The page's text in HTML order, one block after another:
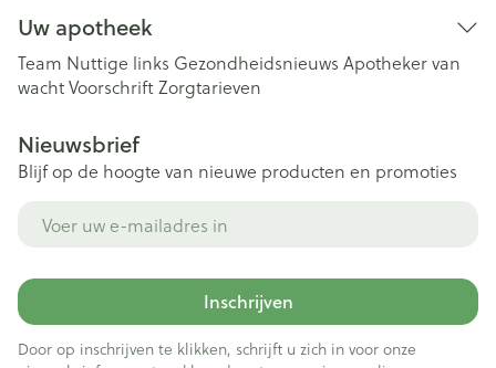
Uw apotheek
Team Nuttige links Gezondheidsnieuws Apotheker van
wachtVoorschriftZorgtarieven
Nieuwsbrief
Blijf op de hoogte van nieuwe producten en promoties
Inschrijven
Door op inschrijven te klikken, schrijft u zich in voor onze